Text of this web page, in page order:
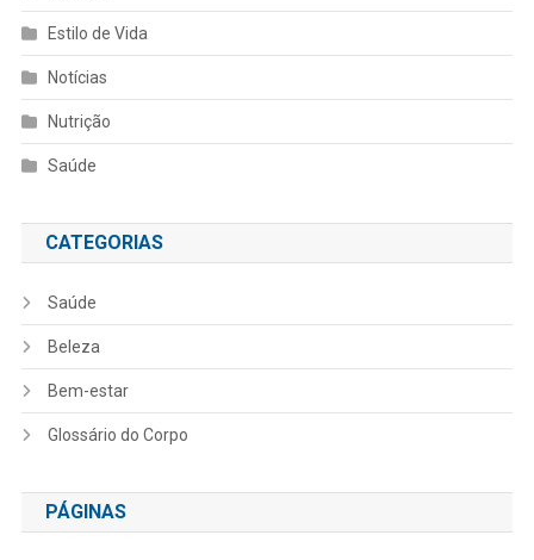
Estilo de Vida
Notícias
Nutrição
Saúde
CATEGORIAS
Saúde
Beleza
Bem-estar
Glossário do Corpo
PÁGINAS